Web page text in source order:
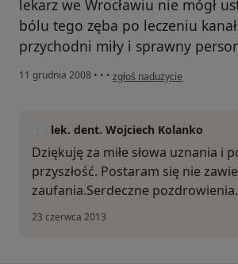
lekarz we Wrocławiu nie mógł
bólu tego zęba po leczeniu
przychodni miły i sprawny
11 grudnia 2008 • • • w opinii użytkownika Konto
zgłoś nadużycie
lek. dent. Wojciech Kolanko
Dziękuję za miłe słowa uznania i
przyszłość. Postaram się nie
zaufania.Serdeczne pozdrowienia.
23 czerwca 2013